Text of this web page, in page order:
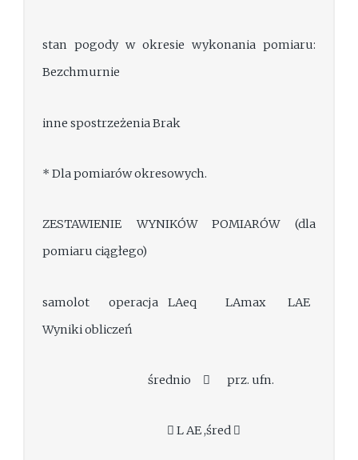
stan pogody w okresie wykonania pomiaru:
Bezchmurnie
inne spostrzeżenia Brak
* Dla pomiarów okresowych.
ZESTAWIENIE WYNIKÓW POMIARÓW (dla
pomiaru ciągłego)
samolot operacja LAeq LAmax LAE
Wyniki obliczeń
średnio  prz. ufn.
 L AE ,śred 